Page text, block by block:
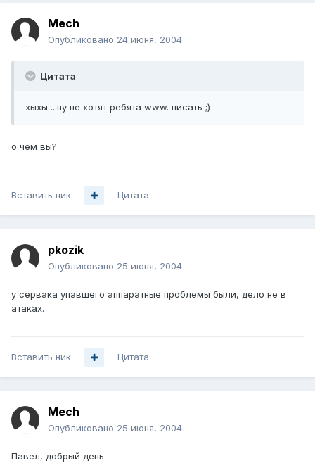
Mech
Опубликовано 24 июня, 2004
Цитата
хыхы ...ну не хотят ребята www. писать ;)
о чем вы?
Вставить ник Цитата
pkozik
Опубликовано 25 июня, 2004
у сервака упавшего аппаратные проблемы были, дело не в
атаках.
Вставить ник Цитата
Mech
Опубликовано 25 июня, 2004
Павел, добрый день.